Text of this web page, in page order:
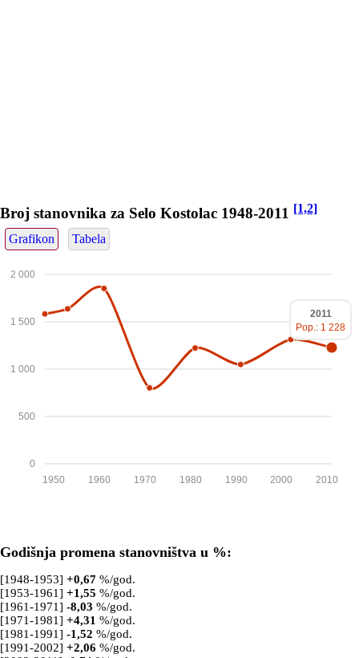
Broj stanovnika za Selo Kostolac 1948-2011 [1,2]
Grafikon Tabela
0
500
1 000
1 500
2 000
2010
2000
1990
1980
1970
1960
1950
2011
Pop.: 1 228
Godišnja promena stanovništva u %:
[1948-1953] +0,67 %/god.
[1953-1961] +1,55 %/god.
[1961-1971] -8,03 %/god.
[1971-1981] +4,31 %/god.
[1981-1991] -1,52 %/god.
[1991-2002] +2,06 %/god.